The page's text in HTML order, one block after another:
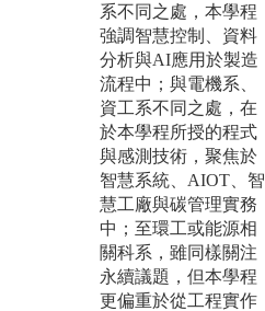
系不同之處，本學程
強調智慧控制、資料
分析與AI應用於製造
流程中；與電機系、
資工系不同之處，在
於本學程所授的程式
與感測技術，聚焦於
智慧系統、AIOT、智
慧工廠與碳管理實務
中；至環工或能源相
關科系，雖同樣關注
永續議題，但本學程
更偏重於從工程實作